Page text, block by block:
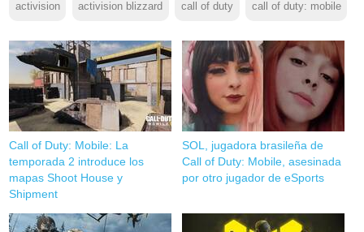
activision activision blizzard call of duty call of duty: mobile
Call of Duty: Mobile: La
temporada 2 introduce los
mapas Shoot House y
Shipment
SOL, jugadora brasileña de
Call of Duty: Mobile, asesinada
por otro jugador de eSports